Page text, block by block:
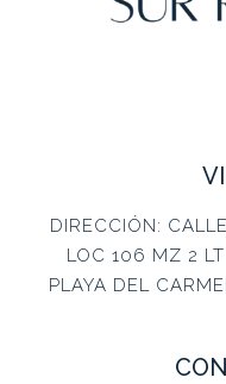
DIRECCIÓN:
LOC 106 MZ 2
PLAYA DEL